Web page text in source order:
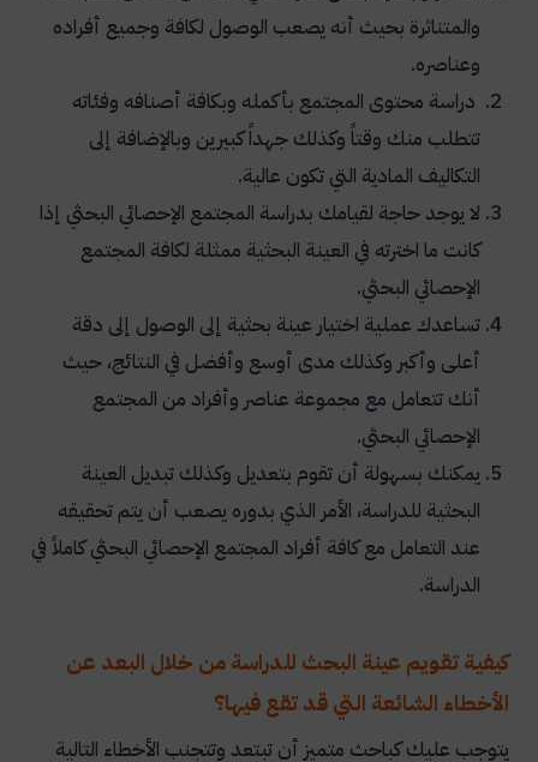
والمتناثرة بحيث أنه يصعب الوصول لكافة وجميع أفراده
وعناصره.
دراسة محتوى المجتمع بأكمله وبكافة أصنافه وفئاته
تتطلب منك وقتاً وكذلك جهداً كبيرين وبالإضافة إلى
التكاليف المادية التي تكون عالية.
لا يوجد حاجة لقيامك بدراسة المجتمع الإحصائي البحثي إذا
كانت ما اخترته في العينة البحثية ممثلة لكافة المجتمع
الإحصائي البحثي.
تساعدك عملية اختيار عينة بحثية إلى الوصول إلى دقة
أعلى وأكبر وكذلك مدى أوسع وأفضل في النتائج، حيث
أنك تتعامل مع مجموعة عناصر وأفراد من المجتمع
الإحصائي البحثي.
يمكنك بسهولة أن تقوم بتعديل وكذلك تبديل العينة
البحثية للدراسة، الأمر الذي بدوره يصعب أن يتم تحقيقه
عند التعامل مع كافة أفراد المجتمع الإحصائي البحثي كاملاً في
الدراسة.
كيفية تقويم عينة البحث للدراسة من خلال البعد عن
الأخطاء الشائعة التي قد تقع فيها؟
يتوجب عليك كباحث متميز أن تبتعد وتتجنب الأخطاء التالية